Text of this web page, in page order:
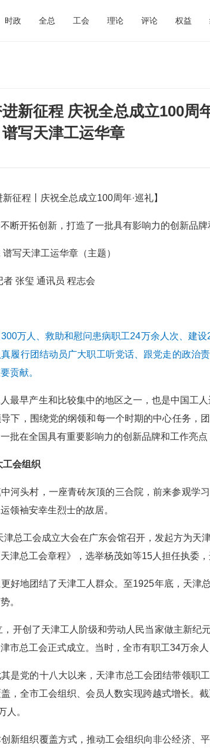
时政 全总 工会 理论 评论 权益
新征程 庆祝全总成立100周
写天津工运华章
新征程丨庆祝全总成立100周年·巡礼】
断开拓创新，打造了一批具有影响力的创新品
写天津工运华章（主题）
张玺 通讯员 程志会
万人、救助和慰问患病职工24万余人次、建
履行团结动员广大职工听党话、跟党走的政治
贡献。
最早产生和比较集中的地区之一，也是中国工
下，围绕党的纲领和每一个时期的中心任务，
批在全国具有重要影响力的创新品牌和工作亮点
工会组织
河头村，一座青砖灰顶的三合院，前来参观学
领袖安幸生烈士的故居。
津总工会成立大会在广东会馆召开，发起方为天
津总工会章程》，选举杨茂如等15人担任执委
好地团结了天津工人群众。至1925年底，天津
。
，开创了天津工人阶级和劳动人民当家做主新纪
市总工会正式成立。当时，全市有职工34万余人
是党的十八大以来，天津市总工会团结带领职
，全市工会组织、会员人数实现跨越式增长。
人。
新组织覆盖方式，推动工会组织向非公经济、